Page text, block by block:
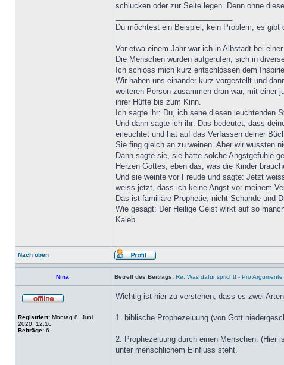
schlucken oder zur Seite legen. Denn ohne
Du möchtest ein Beispiel, kein Problem, es gibt
Vor etwa einem Jahr war ich in Albstadt bei
Die Menschen wurden aufgerufen, sich in
Ich schloss mich kurz entschlossen dem
Wir haben uns einander kurz vorgestellt und
weiteren Person zusammen dran war, mit einer
ihrer Hüfte bis zum Kinn.
Ich sagte ihr: Du, ich sehe diesen leuchtenden
Und dann sagte ich ihr: Das bedeutet, dass
erleuchtet und hat auf das Verfassen deiner
Sie fing gleich an zu weinen. Aber wir wussten
Dann sagte sie, sie hätte solche Angstgefühle
Herzen Gottes, eben das, was die Kinder
Und sie weinte vor Freude und sagte: Jetzt
weiss jetzt, dass ich keine Angst vor meinem
Das ist familiäre Prophetie, nicht Schande und
Wie gesagt: Der Heilige Geist wirkt auf so
Kaleb
Nach oben
Nina Betreff des Beitrags: Re: Was dafür spricht! - Pro Argumente
Registriert: Montag 8. Juni
2020, 12:16
Beiträge: 6
Wichtig ist hier zu verstehen, dass es zwei
1. biblische Prophezeiuung (von Gott
2. Prophezeiuung durch einen Menschen. (Hier
unter menschlichem Einfluss steht.